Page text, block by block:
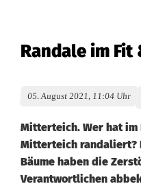
Randale im Fit
05. August 2021, 11:04 Uhr
Mitterteich. Wer hat im
Mitterteich randaliert?
Bäume haben die
Verantwortlichen